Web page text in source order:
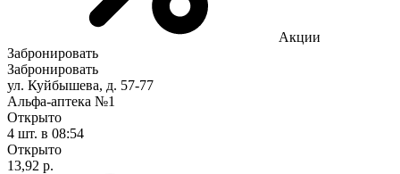
Акции
Забронировать
Забронировать
ул. Куйбышева, д. 57-77
Альфа-аптека №1
Открыто
4 шт. в 08:54
Открыто
13,92 р.